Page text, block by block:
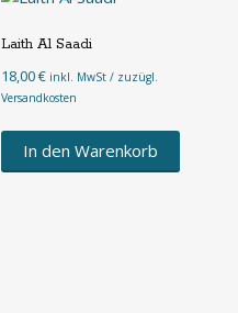
Laith Al Saadi
18,00€ inkl. MwSt / zuzügl.
Versandkosten
In den Warenkorb